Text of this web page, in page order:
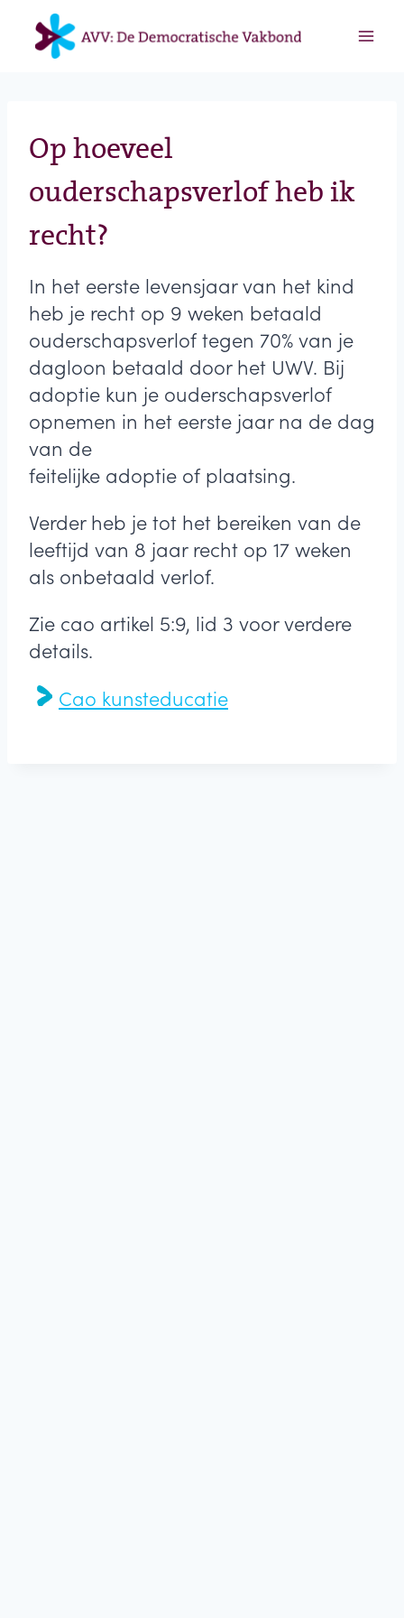
Doorgaan
naar
inhoud
Op hoeveel
ouderschapsverlof heb ik
recht?
In het eerste levensjaar van het kind
heb je recht op 9 weken betaald
ouderschapsverlof tegen 70% van je
dagloon betaald door het UWV. Bij
adoptie kun je ouderschapsverlof
opnemen in het eerste jaar na de dag
van de
feitelijke adoptie of plaatsing.
Verder heb je tot het bereiken van de
leeftijd van 8 jaar recht op 17 weken
als onbetaald verlof.
Zie cao artikel 5:9, lid 3 voor verdere
details.
Cao kunsteducatie